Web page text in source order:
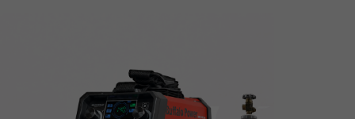
a már említett módon ez
a két munkadarabot.
a fentebb említett fajták